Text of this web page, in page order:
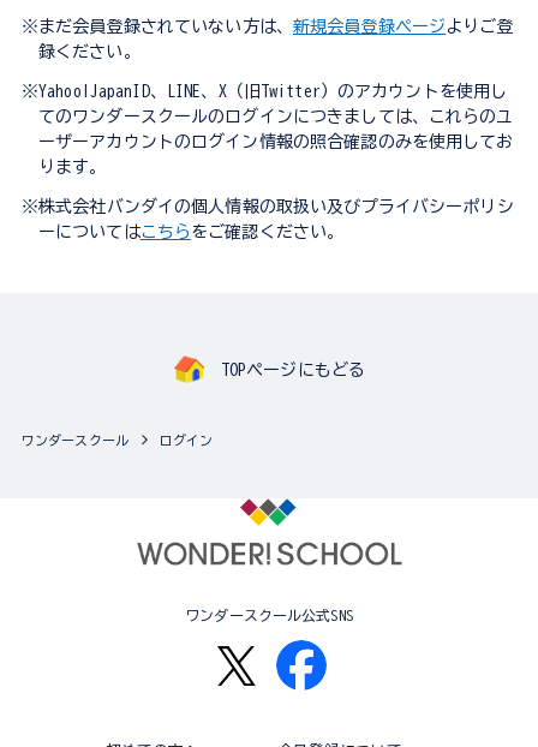
※まだ会員登録されていない方は、 新規会員登録ページ よりご登
録ください。
※Yahoo!JapanID、LINE、X（旧Twitter）のアカウントを使用し
てのワンダースクールのログインにつきましては、これらのユ
ーザーアカウントのログイン情報の照合確認のみを使用してお
ります。
※株式会社バンダイの個人情報の取扱い及びプライバシーポリシ
ーについてはこちら をご確認ください。
TOPページにもどる
ワンダースクール ログイン
ワンダースクール公式SNS